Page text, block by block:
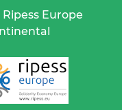
Europe